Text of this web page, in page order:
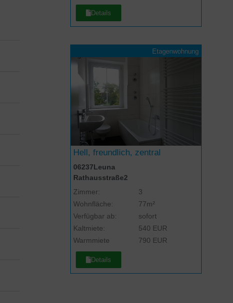
Details
Etagenwohnung
Hell, freundlich, zentral
06237Leuna
Rathausstraße2
Zimmer:
3
Wohnfläche:
77m²
Verfügbar ab:
sofort
Kaltmiete:
540 EUR
Warmmiete
790 EUR
Details